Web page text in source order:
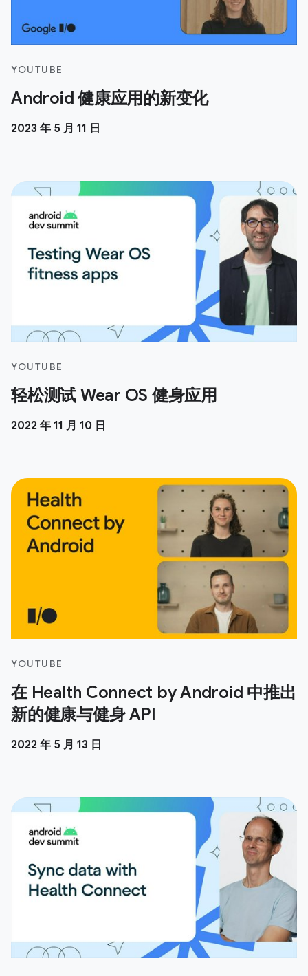
YOUTUBE
Android 健康应用的新变化
2023 年 5 月 11 日
YOUTUBE
轻松测试 Wear OS 健身应用
2022 年 11 月 10 日
YOUTUBE
在 Health Connect by Android 中推出
新的健康与健身 API
2022 年 5 月 13 日